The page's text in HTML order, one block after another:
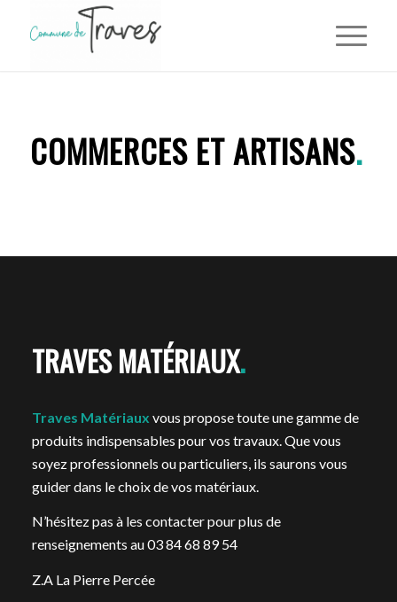
COMMERCES ET ARTISANS.
TRAVES MATÉRIAUX.
Traves Matériaux vous propose toute une gamme de
produits indispensables pour vos travaux. Que vous
soyez professionnels ou particuliers, ils saurons vous
guider dans le choix de vos matériaux.
N’hésitez pas à les contacter pour plus de
renseignements au 03 84 68 89 54
Z.A La Pierre Percée